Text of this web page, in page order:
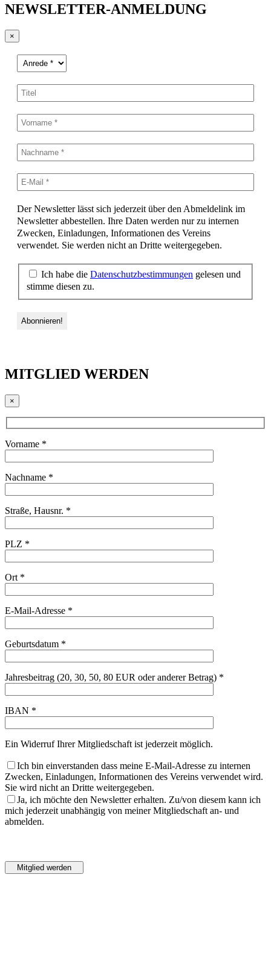
NEWSLETTER-ANMELDUNG
×
Der Newsletter lässt sich jederzeit über den Abmeldelink im
Newsletter abbestellen. Ihre Daten werden nur zu internen
Zwecken, Einladungen, Informationen des Vereins
verwendet. Sie werden nicht an Dritte weitergegeben.
Ich habe die Datenschutzbestimmungen gelesen und
stimme diesen zu.
MITGLIED WERDEN
×
Vorname *
Nachname *
Straße, Hausnr. *
PLZ *
Ort *
E-Mail-Adresse *
Geburtsdatum *
Jahresbeitrag (20, 30, 50, 80 EUR oder anderer Betrag) *
IBAN *
Ein Widerruf Ihrer Mitgliedschaft ist jederzeit möglich.
Ich bin einverstanden dass meine E-Mail-Adresse zu internen
Zwecken, Einladungen, Informationen des Vereins verwendet wird.
Sie wird nicht an Dritte weitergegeben.
Ja, ich möchte den Newsletter erhalten. Zu/von diesem kann ich
mich jederzeit unabhängig von meiner Mitgliedschaft an- und
abmelden.
dieses
Feld
lasse
dieses